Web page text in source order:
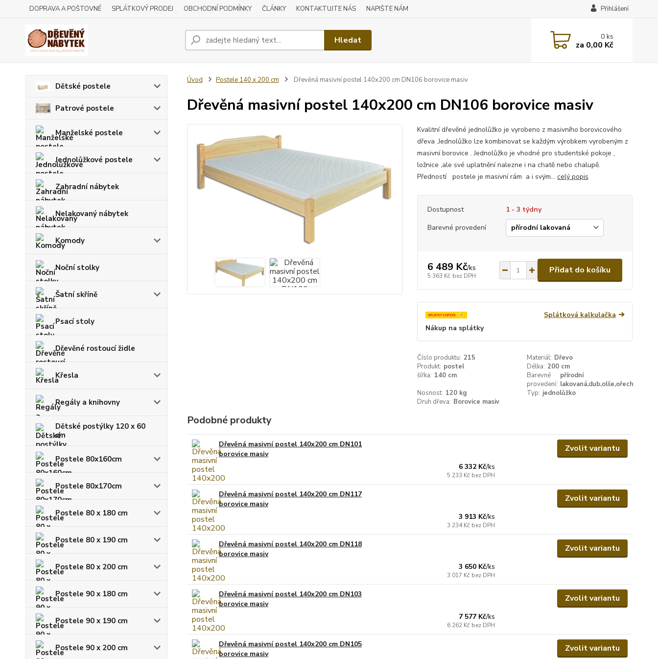
DOPRAVA A POŠTOVNÉ SPLÁTKOVÝ PRODEJ OBCHODNÍ PODMÍNKY ČLÁNKY KONTAKTUJTE NÁS NAPIŠTE NÁM Přihlášení
Hledat 0ks
za 0,00 Kč
Dětské postele
Patrové postele
Manželské postele
Jednolůžkové postele
Zahradní nábytek
Nelakovaný nábytek
Komody
Noční stolky
Šatní skříně
Psací stoly
Dřevěné rostoucí židle
Křesla
Regály a knihovny
Dětské postýlky 120 x 60
cm
Postele 80x160cm
Postele 80x170cm
Postele 80 x 180 cm
Postele 80 x 190 cm
Postele 80 x 200 cm
Postele 90 x 180 cm
Postele 90 x 190 cm
Postele 90 x 200 cm
Úvod Postele 140 x 200 cm Dřevěná masivní postel 140x200 cm DN106 borovice masiv
Dřevěná masivní postel 140x200 cm DN106 borovice masiv
Kvalitní dřevěné jednolůžko je vyrobeno z masivního borovicového
dřeva .Jednolůžko lze kombinovat se každým výrobkem vyrobeným z
masivní borovice . Jednolůžko je vhodné pro studentské pokoje ,
ložnice ,ale své uplatnění nalezne i na chatě nebo chalupě.
Předností postele je masivní rám a i svým... celý popis
Dostupnost
1 - 3 týdny
Barevné provedení
6 489 Kč/ks
5 363 Kč bez DPH
Přidat do košíku
Splátková kalkulačka
Nákup na splátky
Číslo produktu: 215 Materiál: Dřevo
Produkt: postel Délka: 200 cm
šířka: 140 cm
Barevné
provedení:
přírodní
lakovaná,dub,olše,ořech
Nosnost: 120 kg Typ: jednolůžko
Druh dřeva: Borovice masiv
Podobné produkty
Dřevěná masivní postel 140x200 cm DN101
borovice masiv
6 332 Kč/ks
5 233 Kč bez DPH
Zvolit variantu
Dřevěná masivní postel 140x200 cm DN117
borovice masiv
3 913 Kč/ks
3 234 Kč bez DPH
Zvolit variantu
Dřevěná masivní postel 140x200 cm DN118
borovice masiv
3 650 Kč/ks
3 017 Kč bez DPH
Zvolit variantu
Dřevěná masivní postel 140x200 cm DN103
borovice masiv
7 577 Kč/ks
6 262 Kč bez DPH
Zvolit variantu
Dřevěná masivní postel 140x200 cm DN105
borovice masiv
Zvolit variantu